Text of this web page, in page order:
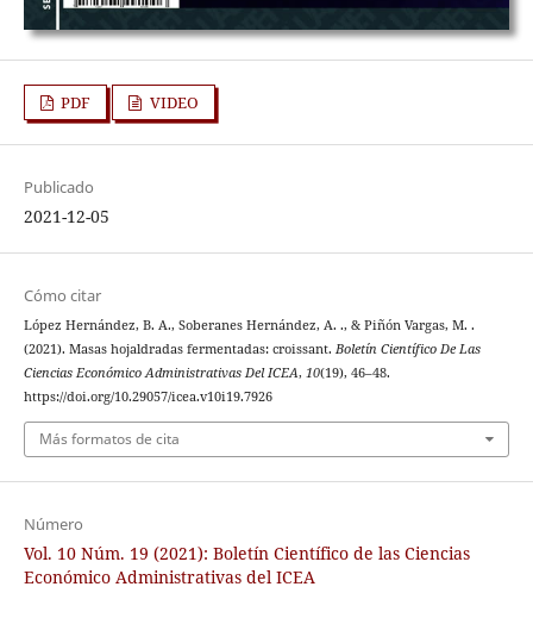
PDF VIDEO
Publicado
2021-12-05
Cómo citar
López Hernández, B. A., Soberanes Hernández, A. ., & Piñón Vargas, M. .
(2021). Masas hojaldradas fermentadas: croissant. Boletín Científico De Las
Ciencias Económico Administrativas Del ICEA, 10(19), 46–48.
https://doi.org/10.29057/icea.v10i19.7926
Más formatos de cita
Número
Vol. 10 Núm. 19 (2021): Boletín Científico de las Ciencias
Económico Administrativas del ICEA